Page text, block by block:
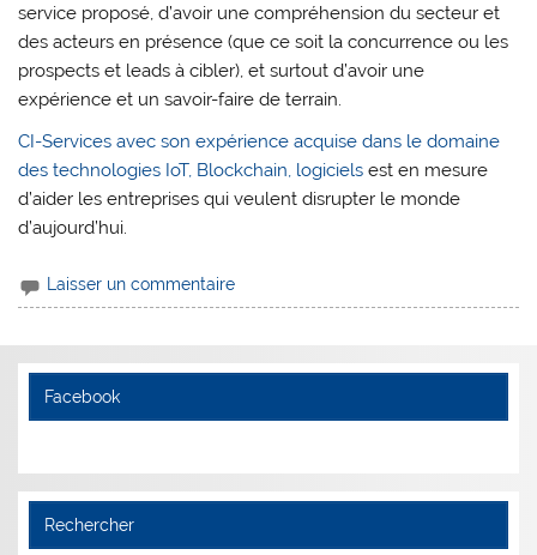
service proposé, d’avoir une compréhension du secteur et
des acteurs en présence (que ce soit la concurrence ou les
prospects et leads à cibler), et surtout d’avoir une
expérience et un savoir-faire de terrain.
CI-Services avec son expérience acquise dans le domaine
des technologies IoT, Blockchain, logiciels est en mesure
d’aider les entreprises qui veulent disrupter le monde
d’aujourd’hui.
Laisser un commentaire
Facebook
Rechercher